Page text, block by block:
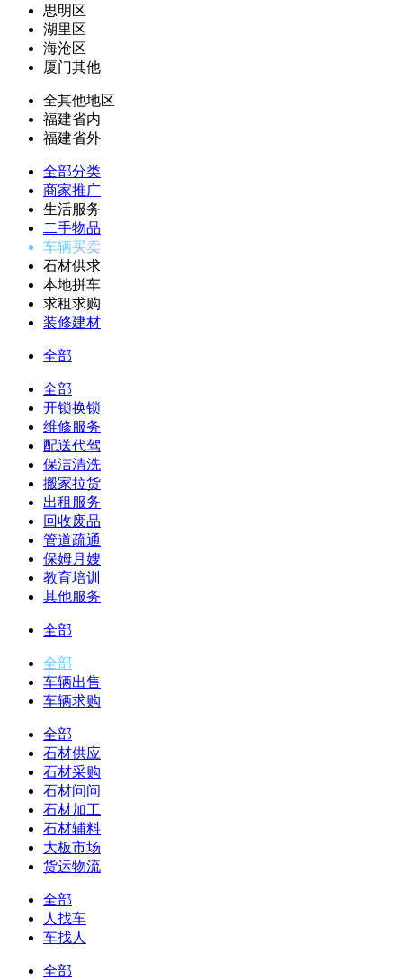
思明区
湖里区
海沧区
厦门其他
全其他地区
福建省内
福建省外
全部分类
商家推广
生活服务
二手物品
车辆买卖
石材供求
本地拼车
求租求购
装修建材
全部
全部
开锁换锁
维修服务
配送代驾
保洁清洗
搬家拉货
出租服务
回收废品
管道疏通
保姆月嫂
教育培训
其他服务
全部
全部
车辆出售
车辆求购
全部
石材供应
石材采购
石材问问
石材加工
石材辅料
大板市场
货运物流
全部
人找车
车找人
全部